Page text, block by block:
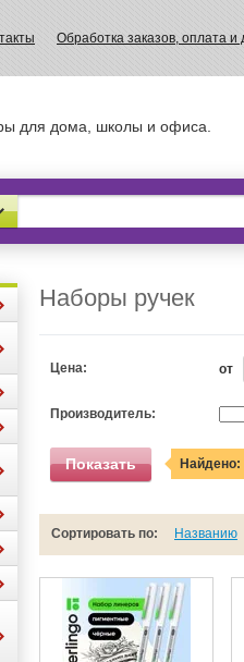
Обработка заказов, оплата и
для дома, школы и офиса.
Наборы ручек
Цена: от
Производитель:
Показать Найдено:
Сортировать по: Названию